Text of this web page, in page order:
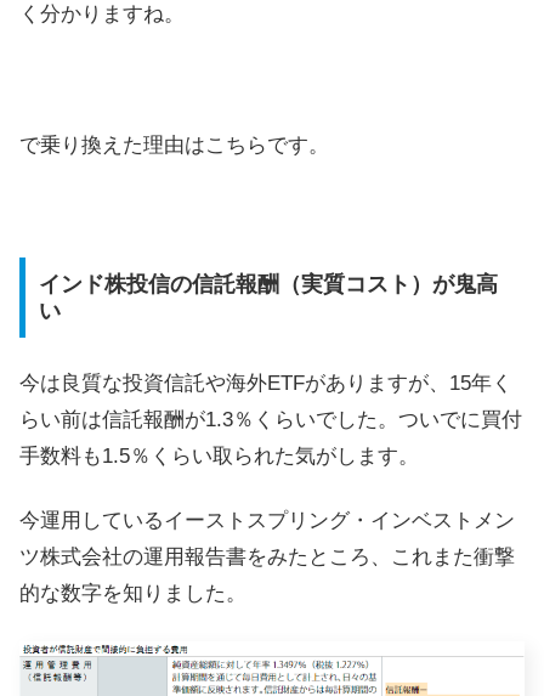
く分かりますね。
で乗り換えた理由はこちらです。
インド株投信の信託報酬（実質コスト）が鬼高
い
今は良質な投資信託や海外ETFがありますが、15年く
らい前は信託報酬が1.3％くらいでした。ついでに買付
手数料も1.5％くらい取られた気がします。
今運用しているイーストスプリング・インベストメン
ツ株式会社の運用報告書をみたところ、これまた衝撃
的な数字を知りました。